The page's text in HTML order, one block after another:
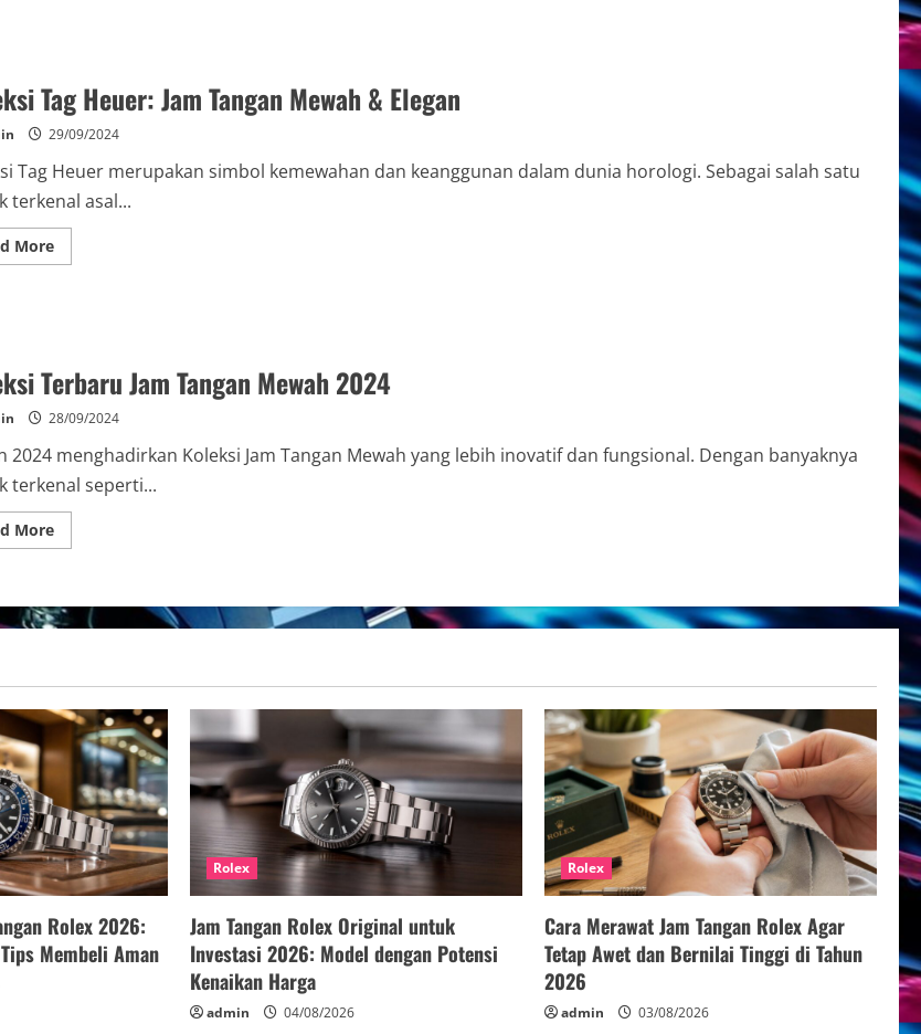
Jam
Tangan
Mewah
Tag Heuer: Jam Tangan Mewah & Elegan
29/09/2024
Tag Heuer merupakan simbol kemewahan dan keanggunan dalam dunia horologi. Sebagai salah satu
terkenal asal...
MoreRead
more
Mewah
&
Elegan
Terbaru Jam Tangan Mewah 2024
28/09/2024
2024 menghadirkan Koleksi Jam Tangan Mewah yang lebih inovatif dan fungsional. Dengan banyaknya
terkenal seperti...
MoreRead
more
Jam
Tangan
Rolex 2026:
Membeli Aman
Rolex
Jam Tangan Rolex Original untuk
Investasi 2026: Model dengan Potensi
Kenaikan Harga
admin 04/08/2026
Rolex
Cara Merawat Jam Tangan Rolex Agar
Tetap Awet dan Bernilai Tinggi di Tahun
2026
admin 03/08/2026